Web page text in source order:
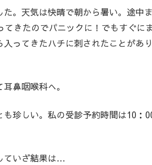
。天気は快晴で朝から暑い。途中ま
きたのでパニックに！でもすぐに
ってきたハチに刺されたことがあり
鼻咽喉科へ。
珍しい。私の受診予約時間は10：
ていざ結果は…